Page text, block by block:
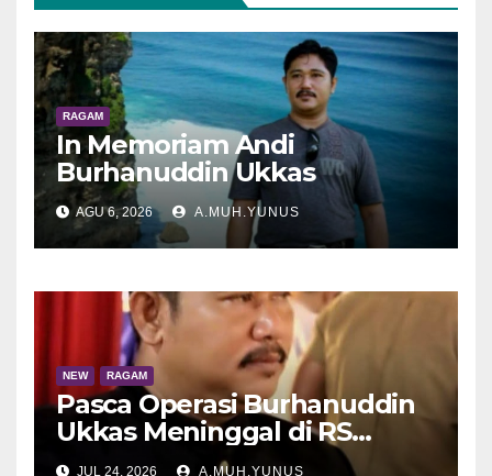
RAGAM
In Memoriam Andi
Burhanuddin Ukkas
AGU 6, 2026 A.MUH.YUNUS
NEW RAGAM
Pasca Operasi Burhanuddin
Ukkas Meninggal di RS
Wahidin
JUL 24, 2026 A.MUH.YUNUS